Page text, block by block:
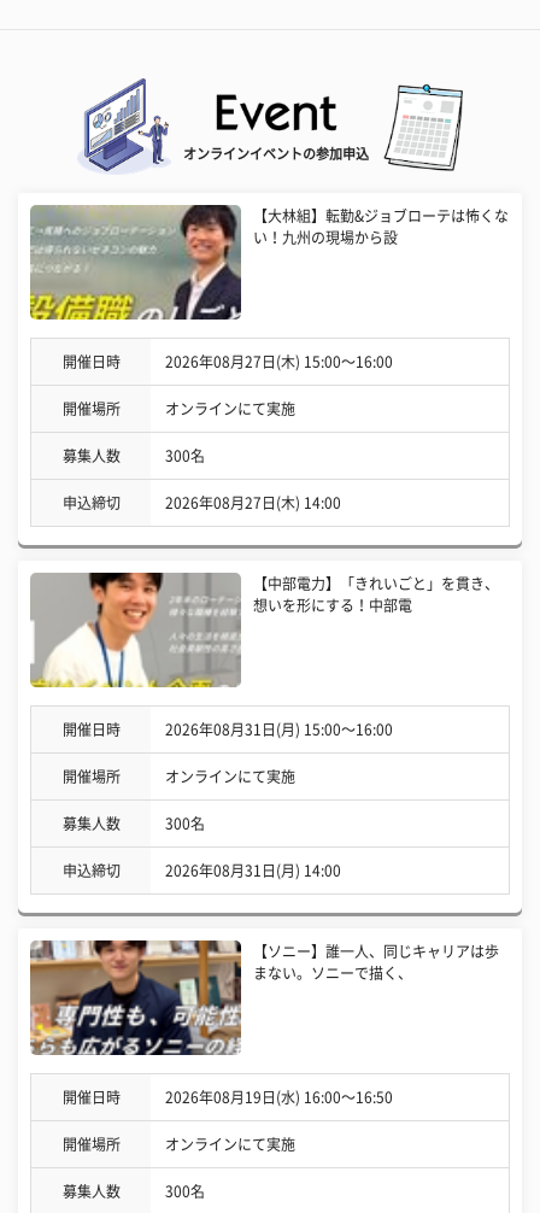
オンラインイベントの参加申込
【大林組】転勤&ジョブローテは怖くな
い！九州の現場から設
開催日時 2026年08月27日(木) 15:00〜16:00
開催場所 オンラインにて実施
募集人数 300名
申込締切 2026年08月27日(木) 14:00
【中部電力】「きれいごと」を貫き、
想いを形にする！中部電
開催日時 2026年08月31日(月) 15:00〜16:00
開催場所 オンラインにて実施
募集人数 300名
申込締切 2026年08月31日(月) 14:00
【ソニー】誰一人、同じキャリアは歩
まない。ソニーで描く、
開催日時 2026年08月19日(水) 16:00〜16:50
開催場所 オンラインにて実施
募集人数 300名